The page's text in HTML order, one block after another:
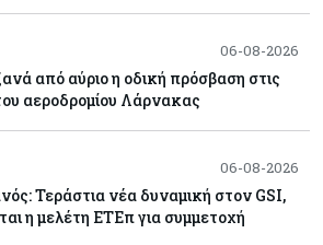
06-08-2026
από αύριο η οδική πρόσβαση στις
αεροδρομίου Λάρνακας
06-08-2026
Τεράστια νέα δυναμική στον GSI,
η μελέτη ΕΤΕπ για συμμετοχή